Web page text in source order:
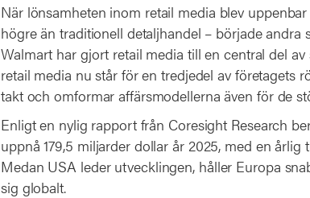
När lönsamheten inom retail media blev
högre än traditionell detaljhandel – började andra
Walmart har gjort retail media till en central del
retail media nu står för en tredjedel av företagets
takt och omformar affärsmodellerna även för de
Enligt en nylig rapport från Coresight Research
uppnå 179,5 miljarder dollar år 2025, med en årlig
Medan USA leder utvecklingen, håller Europa
sig globalt.